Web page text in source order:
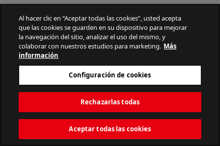
Al hacer clic en “Aceptar todas las cookies”, usted acepta
que las cookies se guarden en su dispositivo para mejorar
la navegación del sitio, analizar el uso del mismo, y
colaborar con nuestros estudios para marketing. Más
información
Configuración de cookies
Rechazarlas todas
Aceptar todas las cookies